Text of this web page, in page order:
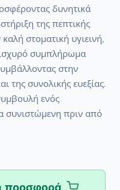
δυνητικά
της πεπτικής
στοματική υγιεινή,
συμπλήρωμα
στην
της συνολικής ευεξίας.
ενός
συνιστώμενη πριν από